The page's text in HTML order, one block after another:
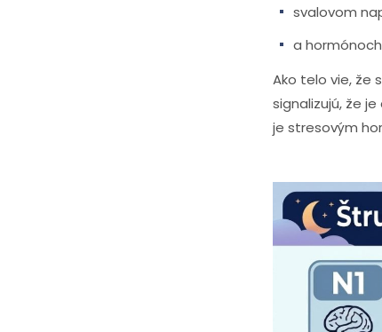
svalovom
a
Ako telo vie, že
signalizujú, že
je stresovým